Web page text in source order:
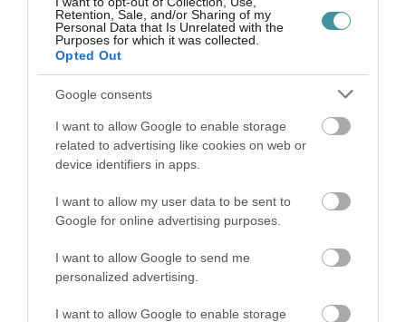
Retention, Sale, and/or Sharing of my
Personal Data that Is Unrelated with the
Purposes for which it was collected.
Opted Out
Google consents
I want to allow Google to enable storage
related to advertising like cookies on web or
device identifiers in apps.
I want to allow my user data to be sent to
Google for online advertising purposes.
I want to allow Google to send me
personalized advertising.
I want to allow Google to enable storage
megoldásnak számítanak. Ez a dioptria nélküli
szemüveg tökéletes azok számára, akik
számítógépes munkát végeznek. A szemüveg
rendszeres használata szintén hatékony
„védekezési mód” a kék fénynek való
kitettséggel szemben, és még egy hosszú
munkanap után is ragyogó és friss lesz a
tekintetünk. A speciális, kék fény szűrő
szemüveg használata a LED-del megvilágított
helyiségekben is javasolt. A kék fény szűrő
szemüvegekről bővebben
https://blueoptic.huoldalán olvashatsz.